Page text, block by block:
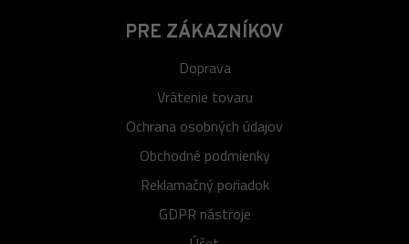
PRE ZÁKAZNÍKOV
Doprava
Vrátenie tovaru
Ochrana osobných údajov
Obchodné podmienky
Reklamačný poriadok
GDPR nástroje